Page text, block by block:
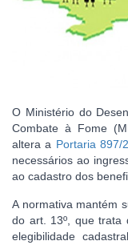
O Ministério do
Combate à Fome
altera a Portaria 897/
necessários ao
ao cadastro dos
A normativa mantém
do art. 13º, que trata
elegibilidade